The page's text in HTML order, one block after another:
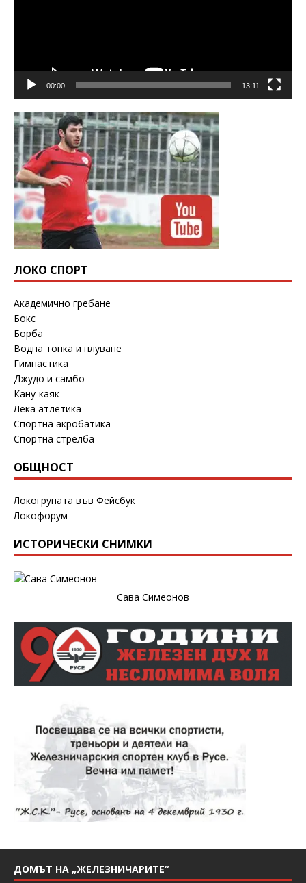
00:00 13:11
ЛОКО СПОРТ
Академично гребане
Бокс
Борба
Водна топка и плуване
Гимнастика
Джудо и самбо
Кану-каяк
Лека атлетика
Спортна акробатика
Спортна стрелба
ОБЩНОСТ
Локогрупата във Фейсбук
Локофорум
ИСТОРИЧЕСКИ СНИМКИ
Сава Симеонов
ДОМЪТ НА „ЖЕЛЕЗНИЧАРИТЕ“